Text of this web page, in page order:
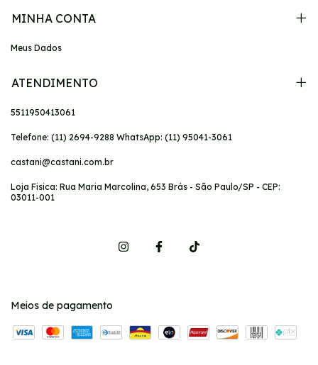
MINHA CONTA
Meus Dados
ATENDIMENTO
5511950413061
Telefone: (11) 2694-9288 WhatsApp: (11) 95041-3061
castani@castani.com.br
Loja Fisica: Rua Maria Marcolina, 653 Brás - São Paulo/SP - CEP:
03011-001
Meios de pagamento